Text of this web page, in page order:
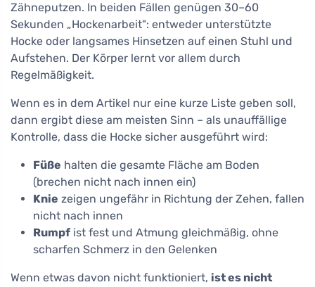
Zähneputzen. In beiden Fällen genügen 30–60
Sekunden „Hockenarbeit": entweder unterstützte
Hocke oder langsames Hinsetzen auf einen Stuhl und
Aufstehen. Der Körper lernt vor allem durch
Regelmäßigkeit.
Wenn es in dem Artikel nur eine kurze Liste geben soll,
dann ergibt diese am meisten Sinn – als unauffällige
Kontrolle, dass die Hocke sicher ausgeführt wird:
Füße halten die gesamte Fläche am Boden
(brechen nicht nach innen ein)
Knie zeigen ungefähr in Richtung der Zehen, fallen
nicht nach innen
Rumpf ist fest und Atmung gleichmäßig, ohne
scharfen Schmerz in den Gelenken
Wenn etwas davon nicht funktioniert, ist es nicht